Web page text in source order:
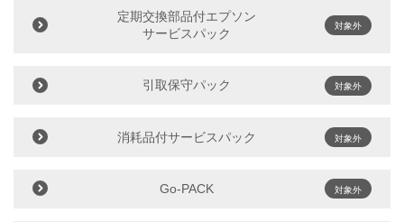
定期交換部品付エプソン
サービスパック
対象外
引取保守パック 対象外
消耗品付サービスパック 対象外
Go-PACK 対象外